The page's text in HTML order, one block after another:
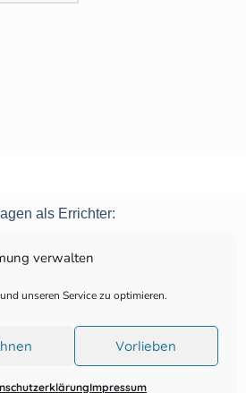
verwalten
unseren Service zu optimieren.
Vorlieben
Impressum
als Errichter: